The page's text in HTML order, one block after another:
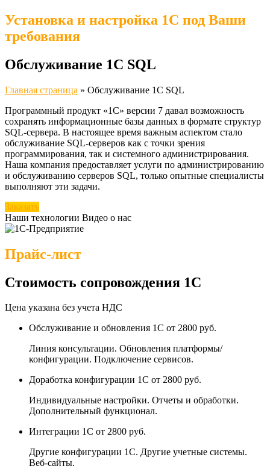
Установка и настройка 1С под Ваши
требования
Обслуживание 1С SQL
Главная страница » Обслуживание 1С SQL
Программный продукт «1С» версии 7 давал возможность
сохранять информационные базы данных в формате структур
SQL-сервера. В настоящее время важным аспектом стало
обслуживание SQL-серверов как с точки зрения
программирования, так и системного администрирования.
Наша компания предоставляет услуги по администрированию
и обслуживанию серверов SQL, только опытные специалисты
выполняют эти задачи.
Заказать
Наши технологии Видео о нас
Прайс-лист
Стоимость сопровождения 1С
Цена указана без учета НДС
Обслуживание и обновления 1С от 2800 руб.
Линия консультации. Обновления платформы/
конфигурации. Подключение сервисов.
Доработка конфигурации 1С от 2800 руб.
Индивидуальные настройки. Отчеты и обработки.
Дополнительный функционал.
Интеграции 1С от 2800 руб.
Другие конфигурации 1С. Другие учетные системы.
Веб-сайты.